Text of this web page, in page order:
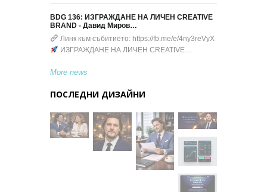
BDG 136: ИЗГРАЖДАНЕ НА ЛИЧЕН CREATIVE
BRAND - Давид Миров…
Линк към събитието: https://fb.me/e/4ny3reVyX
ИЗГРАЖДАНЕ НА ЛИЧЕН CREATIVE…
More news
ПОСЛЕДНИ ДИЗАЙНИ